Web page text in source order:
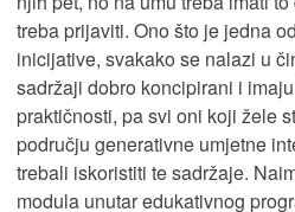
treba prijaviti. Ono što je jedna
inicijative, svakako se nalazi u
sadržaji dobro koncipirani i
praktičnosti, pa svi oni koji žele
području generativne umjetne
trebali iskoristiti te sadržaje.
modula unutar edukativnog